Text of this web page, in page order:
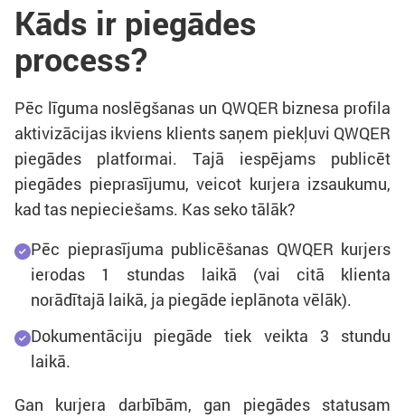
Kāds ir piegādes
process?
Pēc līguma noslēgšanas un QWQER biznesa profila
aktivizācijas ikviens klients saņem piekļuvi QWQER
piegādes platformai. Tajā iespējams publicēt
piegādes pieprasījumu, veicot kurjera izsaukumu,
kad tas nepieciešams. Kas seko tālāk?
Pēc pieprasījuma publicēšanas QWQER kurjers
ierodas 1 stundas laikā (vai citā klienta
norādītajā laikā, ja piegāde ieplānota vēlāk).
Dokumentāciju piegāde tiek veikta 3 stundu
laikā.
Gan kurjera darbībām, gan piegādes statusam